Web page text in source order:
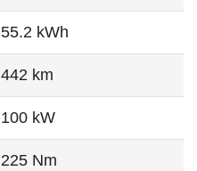
55.2 kWh
442 km
100 kW
225 Nm